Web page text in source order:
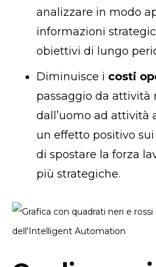
analizzare in modo
informazioni
obiettivi di lungo
Diminuisce i costi
passaggio da attività
dall’uomo ad attività
un effetto positivo
di spostare la forza
più strategiche.